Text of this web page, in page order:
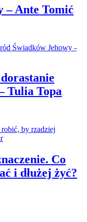
– Ante Tomić
Tulia Topa
Co
i dłużej żyć?